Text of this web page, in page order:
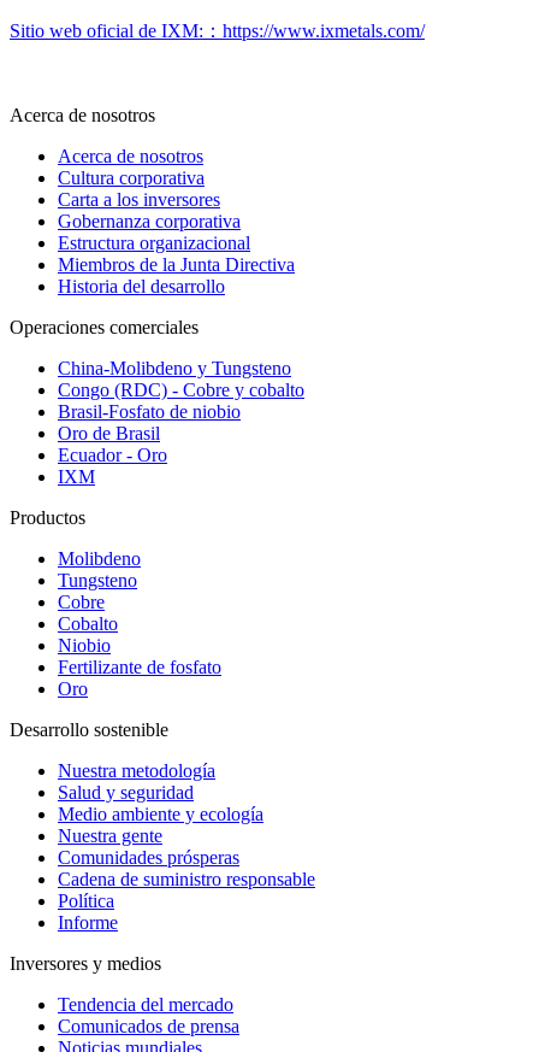
Sitio web oficial de IXM:： https://www.ixmetals.com/
Acerca de nosotros
Acerca de nosotros
Cultura corporativa
Carta a los inversores
Gobernanza corporativa
Estructura organizacional
Miembros de la Junta Directiva
Historia del desarrollo
Operaciones comerciales
China-Molibdeno y Tungsteno
Congo (RDC) - Cobre y cobalto
Brasil-Fosfato de niobio
Oro de Brasil
Ecuador - Oro
IXM
Productos
Molibdeno
Tungsteno
Cobre
Cobalto
Niobio
Fertilizante de fosfato
Oro
Desarrollo sostenible
Nuestra metodología
Salud y seguridad
Medio ambiente y ecología
Nuestra gente
Comunidades prósperas
Cadena de suministro responsable
Política
Informe
Inversores y medios
Tendencia del mercado
Comunicados de prensa
Noticias mundiales